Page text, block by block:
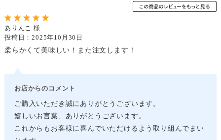
ありんこ 様
投稿日：2025年10月30日
柔らかくて美味しい！また注文します！
お店からのコメント
ご購入いただき誠にありがとうございます。
嬉しいお言葉、ありがとうございます。
これからもお客様に喜んでいただけるよう取り組んでまい